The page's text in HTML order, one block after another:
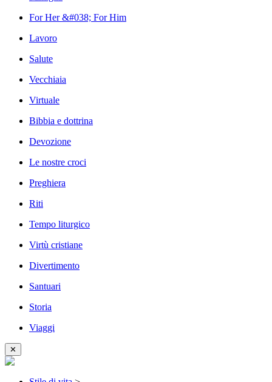
For Her &#038; For Him
Lavoro
Salute
Vecchiaia
Virtuale
Bibbia e dottrina
Devozione
Le nostre croci
Preghiera
Riti
Tempo liturgico
Virtù cristiane
Divertimento
Santuari
Storia
Viaggi
✕